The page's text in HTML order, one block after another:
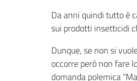
Da anni quindi tutto è
sui prodotti insetticidi
Dunque, se non si
occorre però non fare
domanda polemica